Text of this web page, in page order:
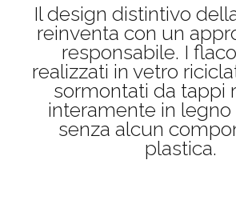
Il design distintivo
reinventa con un
responsabile. I
realizzati in vetro
sormontati da tappi
interamente in legno
senza alcun
plastica.